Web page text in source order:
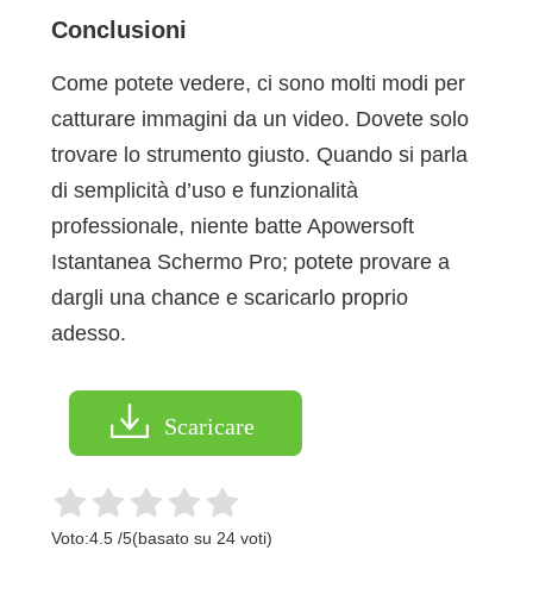
Conclusioni
Come potete vedere, ci sono molti modi per
catturare immagini da un video. Dovete solo
trovare lo strumento giusto. Quando si parla
di semplicità d’uso e funzionalità
professionale, niente batte Apowersoft
Istantanea Schermo Pro; potete provare a
dargli una chance e scaricarlo proprio
adesso.
Scaricare
Voto:4.5/5(basato su 24voti)